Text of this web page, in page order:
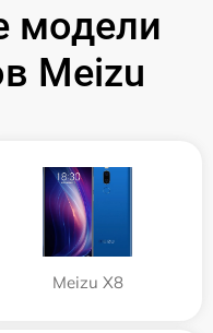
модели
Meizu
Meizu X8